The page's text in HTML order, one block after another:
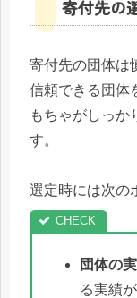
寄付先の
寄付先の団体は
信頼できる団体
もちゃがしっか
す。
選定時には次の
団体の
る実績